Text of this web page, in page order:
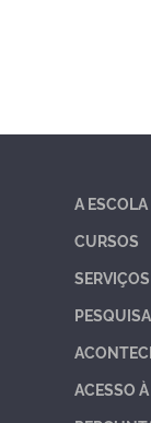
A ESCOLA
CURSOS
SERVIÇOS
ACESSO